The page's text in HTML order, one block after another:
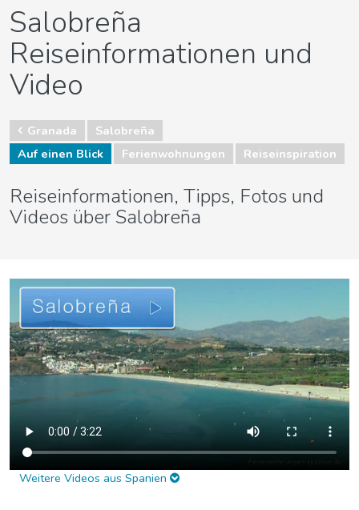
Salobreña
Reiseinformationen und
Video
Granada
Salobreña
Auf einen Blick
Ferienwohnungen Reiseinspiration
Reiseinformationen, Tipps, Fotos und
Videos über Salobreña
Weitere Videos aus Spanien